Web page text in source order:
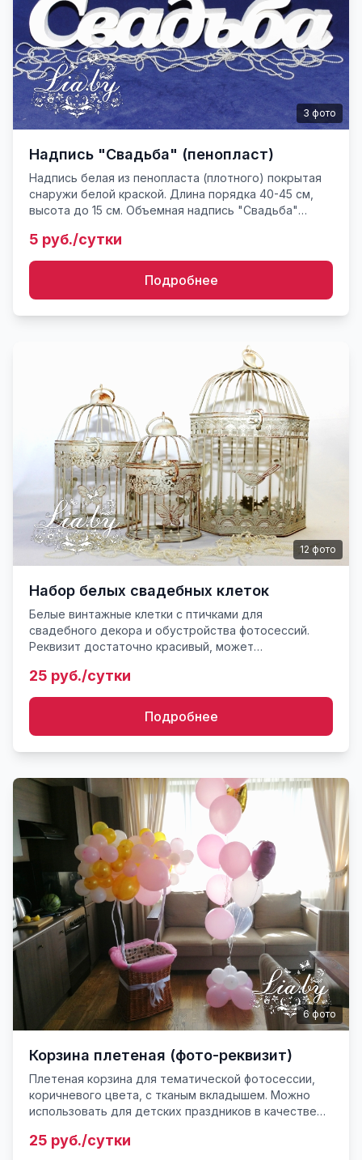
3 фото
Надпись "Свадьба" (пенопласт)
Надпись белая из пенопласта (плотного) покрытая
снаружи белой краской. Длина порядка 40-45 см,
высота до 15 см. Объемная надпись "Свадьба"
молодых, стола дл...
5 руб./сутки
Подробнее
12 фото
Набор белых свадебных клеток
Белые винтажные клетки с птичками для
свадебного декора и обустройства фотосессий.
Реквизит достаточно красивый, может
другими декорациями. Внутрь клетки мож...
25 руб./сутки
Подробнее
6фото
Корзина плетеная (фото-реквизит)
Плетеная корзина для тематической фотосессии,
коричневого цвета, с тканым вкладышем. Можно
использовать для детских праздников в качестве
использоваться в ка...
25 руб./сутки